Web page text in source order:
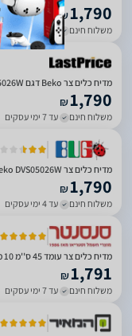
₪1,790
משלוח חינם עד 7 ימי עסקים
מדיח כלים צר Beko דגם DVS05026W - לבן
₪1,790
משלוח חינם עד 7 ימי עסקים
מדיח כלים צר Beko DVS05026W - לבן בקו - Beko בקו
₪1,790
משלוח חינם עד 4 ימי עסקים
מדיח כלים צר עומד 45 ס''מ 10 מערכות כלים 5 תוכניות Beko DVS05026W - צבע לבן
₪1,791
משלוח חינם עד 7 ימי עסקים